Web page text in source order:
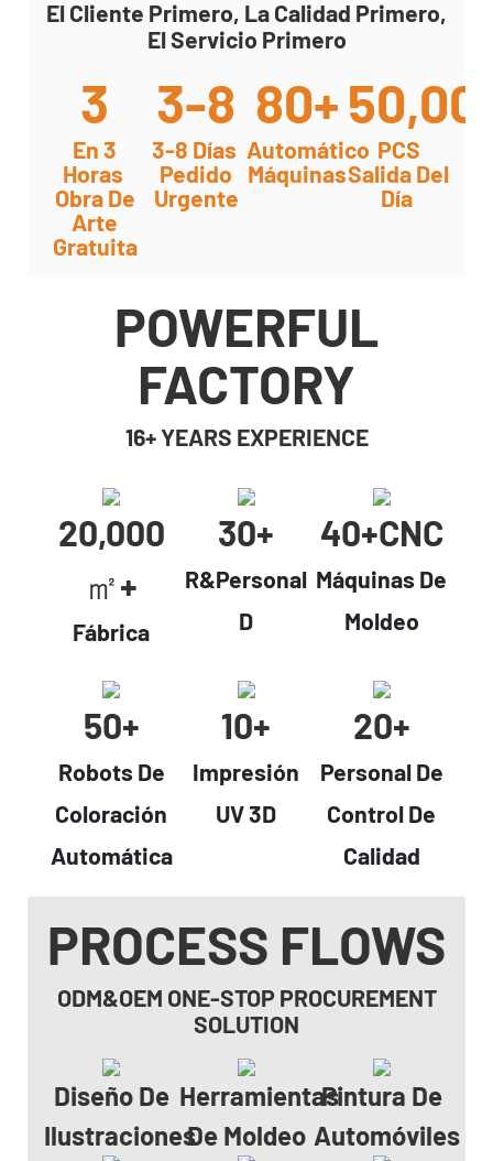
El Cliente Primero, La Calidad Primero,
El Servicio Primero
3
En 3
Horas
Obra De
Arte
Gratuita
3-8
3-8 Días
Pedido
Urgente
80+
Automático
Máquinas
PCS
Salida Del
Día
POWERFUL
FACTORY
16+ YEARS EXPERIENCE
20,000
㎡+
Fábrica
30+
R&Personal
D
40+cNC
Máquinas De
Moldeo
50+
Robots De
Coloración
Automática
10+
Impresión
UV 3D
20+
Personal De
Control De
Calidad
PROCESS FLOWS
ODM&OEM ONE-STOP PROCUREMENT
SOLUTION
Diseño De
Ilustraciones
Herramientas
De Moldeo
Pintura De
Automóviles